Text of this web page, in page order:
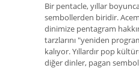
Bir pentacle, yıllar
sembollerden biridir.
dinimize pentagram
tarzlarını "yeniden
kalıyor. Yıllardır pop
diğer dinler, pagan